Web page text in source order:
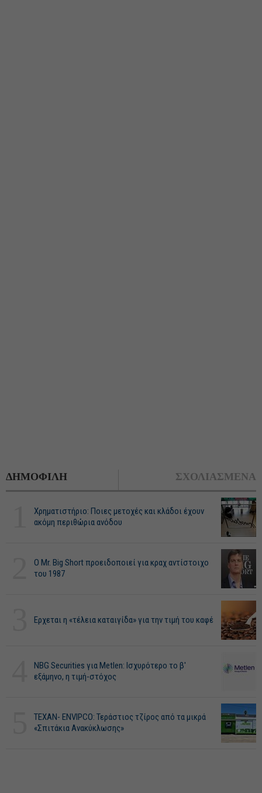
ΔΗΜΟΦΙΛΗ ΣΧΟΛΙΑΣΜΕΝΑ
Χρηματιστήριο: Ποιες μετοχές και κλάδοι έχουν
ακόμη περιθώρια ανόδου
O Mr. Big Short προειδοποιεί για κραχ αντίστοιχο
του 1987
Ερχεται η «τέλεια καταιγίδα» για την τιμή του καφέ
NBG Securities για Metlen: Ισχυρότερο το β'
εξάμηνο, η τιμή-στόχος
ΤΕΧΑΝ- ENVIPCO: Τεράστιος τζίρος από τα μικρά
«Σπιτάκια Ανακύκλωσης»